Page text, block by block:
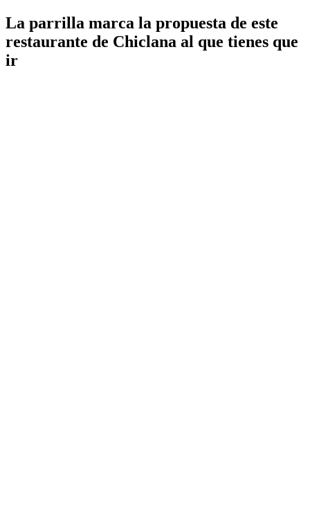
La parrilla marca la propuesta de este
restaurante de Chiclana al que tienes que
ir